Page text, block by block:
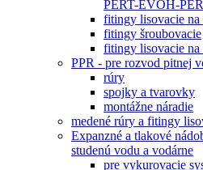
PERT-EVOH-
fitingy lisovacie
fitingy šroubovacie
fitingy lisovacie
PPR - pre rozvod pitnej
rúry
spojky a tvarovky
montážne náradie
medené rúry a fitingy
Expanzné a tlakové
studenú vodu a vodárne
pre vykurovacie